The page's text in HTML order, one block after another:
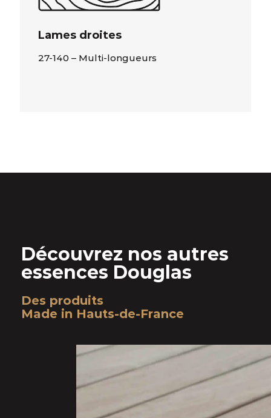
Lames droites
27-140 – Multi-longueurs
Découvrez nos autres
essences Douglas
Des produits
Made in Hauts-de-France